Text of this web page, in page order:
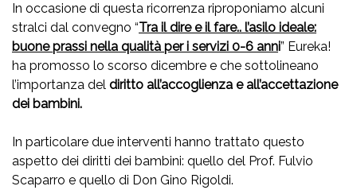
In occasione di questa ricorrenza riproponiamo alcuni
stralci dal convegno “Tra il dire e il fare.. l’asilo ideale:
buone prassi nella qualità per i servizi 0-6 anni” Eureka!
ha promosso lo scorso dicembre e che sottolineano
l’importanza del diritto all’accoglienza e all’accettazione
dei bambini.
In particolare due interventi hanno trattato questo
aspetto dei diritti dei bambini: quello del Prof. Fulvio
Scaparro e quello di Don Gino Rigoldi.